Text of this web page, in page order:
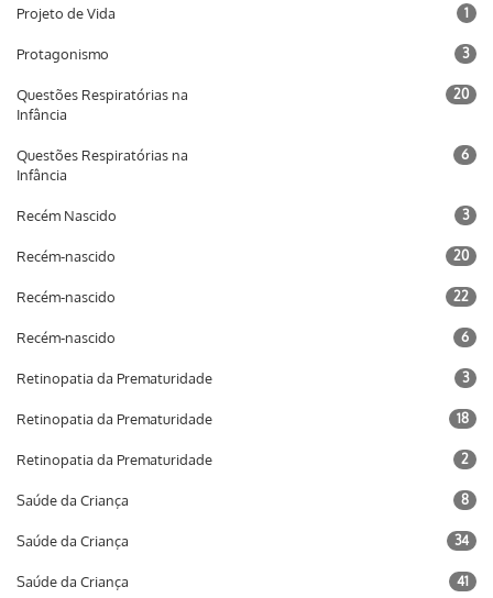
Projeto de Vida 1
Protagonismo 3
Questões Respiratórias na
Infância
20
Questões Respiratórias na
Infância
6
Recém Nascido 3
Recém-nascido 20
Recém-nascido 22
Recém-nascido 6
Retinopatia da Prematuridade 3
Retinopatia da Prematuridade 18
Retinopatia da Prematuridade 2
Saúde da Criança 8
Saúde da Criança 34
Saúde da Criança 41